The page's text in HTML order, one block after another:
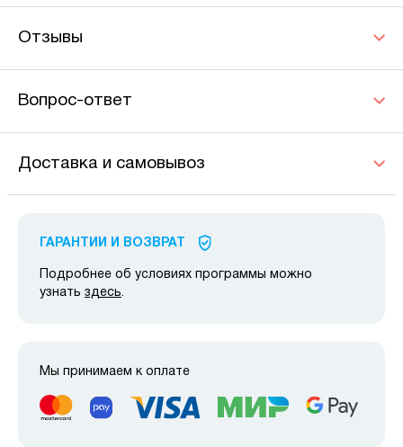
Отзывы
Вопрос-ответ
Доставка и самовывоз
ГАРАНТИИ И ВОЗВРАТ
Подробнее об условиях программы можно
узнать здесь.
Мы принимаем к оплате